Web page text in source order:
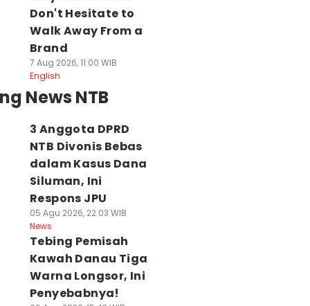
Don't Hesitate to
Walk Away From a
Brand
7 Aug 2026, 11:00 WIB
English
News NTB
3 Anggota DPRD
NTB Divonis Bebas
dalam Kasus Dana
Siluman, Ini
Respons JPU
05 Agu 2026, 22:03 WIB
News
Tebing Pemisah
Kawah Danau Tiga
Warna Longsor, Ini
Penyebabnya!